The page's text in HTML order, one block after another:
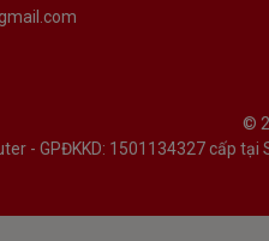
©
- GPĐKKD: 1501134327 cấp